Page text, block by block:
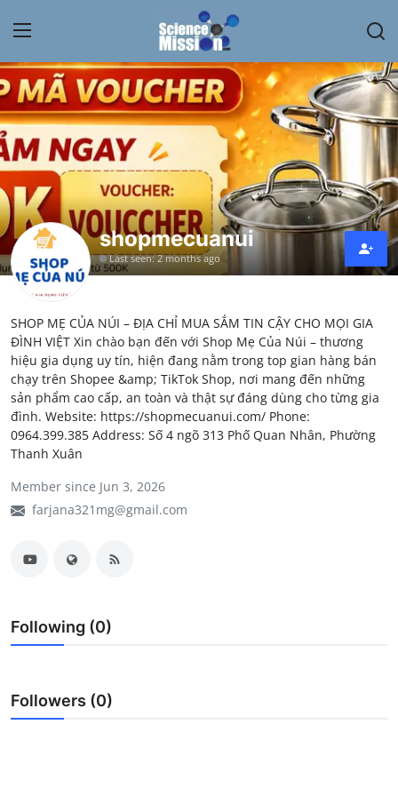
Login Register
Home
Contact
My Lab
News
Science Hangouts
My Lab
My Company
School Science
Disease Science
shopmecuanui
Last seen: 2 months ago
SHOP MẸ CỦA NÚI – ĐỊA CHỈ MUA SẮM TIN CẬY CHO MỌI GIA
ĐÌNH VIỆT Xin chào bạn đến với Shop Mẹ Của Núi – thương
hiệu gia dụng uy tín, hiện đang nằm trong top gian hàng bán
chạy trên Shopee &amp; TikTok Shop, nơi mang đến những
sản phẩm cao cấp, an toàn và thật sự đáng dùng cho từng gia
đình. Website: https://shopmecuanui.com/ Phone:
0964.399.385 Address: Số 4 ngõ 313 Phố Quan Nhân, Phường
Thanh Xuân
Member since Jun 3, 2026
farjana321mg@gmail.com
Following (0)
Followers (0)